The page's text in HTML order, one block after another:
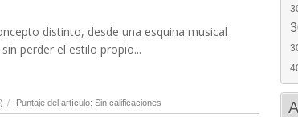
distinto, desde una esquina musical
perder el estilo propio...
/ Puntaje del artículo: Sin calificaciones